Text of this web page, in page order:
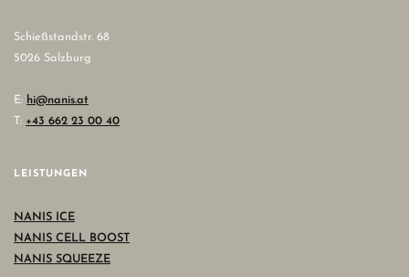
Schießstandstr. 68
5026 Salzburg
E: hi@nanis.at
T: +43 662 23 00 40
LEISTUNGEN
NANIS ICE
NANIS CELL BOOST
NANIS SQUEEZE